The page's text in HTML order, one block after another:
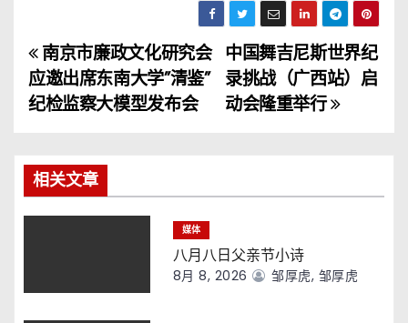
文
章
航
中国舞吉尼斯世界纪
录挑战（广西站）启
动会隆重举行
南京市廉政文化研究会
应邀出席东南大学”清鉴”
纪检监察大模型发布会
相关文章
媒体
八月八日父亲节小诗
8月 8, 2026 邹厚虎, 邹厚虎